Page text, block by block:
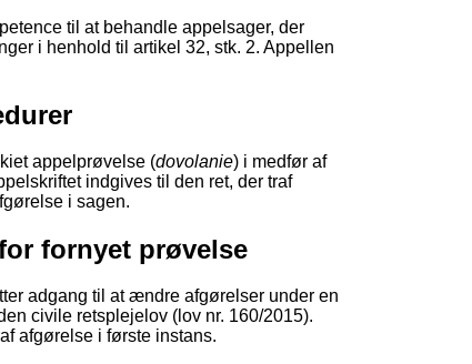
til at behandle appelsager, der
i henhold til artikel 32, stk. 2. Appellen
appelprøvelse (dovolanie) i medfør af
indgives til den ret, der traf
i sagen.
fornyet prøvelse
adgang til at ændre afgørelser under en
civile retsplejelov (lov nr. 160/2015).
afgørelse i første instans.